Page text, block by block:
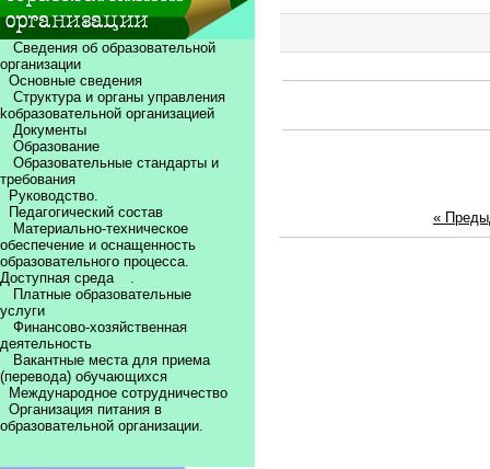
Сведения об образовательной
организации
Основные сведения
Структура и органы управления
kобразовательной организацией
Документы
Образование
Образовательные стандарты и
требования
Руководство.
Педагогический состав
Материально-техническое
обеспечение и оснащенность
образовательного процесса.
Доступная среда
.
Платные образовательные
услуги
Финансово-хозяйственная
деятельность
Вакантные места для приема
(перевода) обучающихся
Международное сотрудничество
Организация питания в
образовательной организации.
«